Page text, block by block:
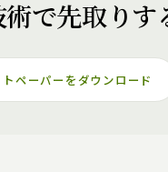
で先取りす
ペーパーをダウンロード